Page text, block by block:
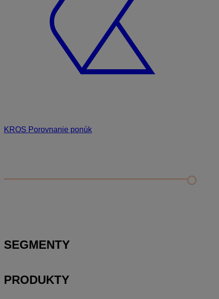
KROS Porovnanie ponúk
Nastavenie šanónov
SEGMENTY
PRODUKTY